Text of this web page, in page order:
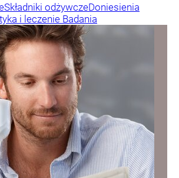
Składniki odżywczeDoniesienia
i leczenie Badania